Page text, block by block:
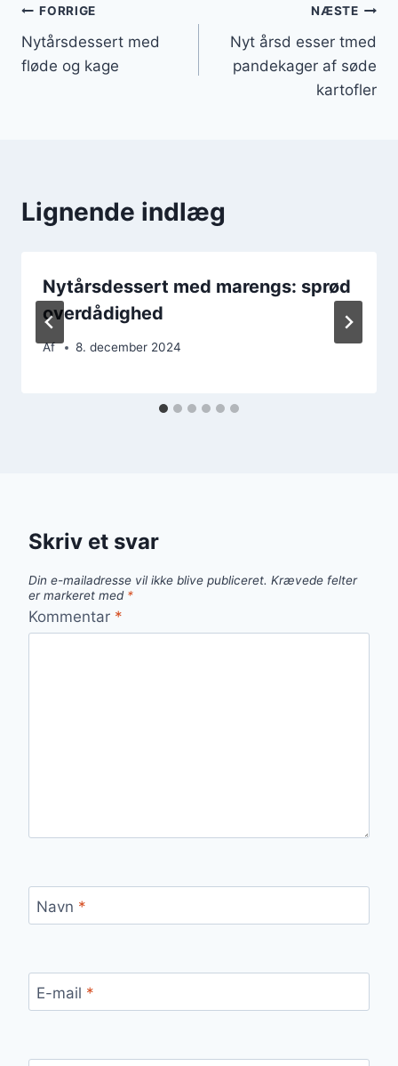
Indlægsnavigation
FORRIGE
Nytårsdessert med
fløde og kage
NÆSTE
Nyt årsd esser tmed
pandekager af søde
kartofler
Lignende indlæg
Nytårsdessert med marengs: sprød
overdådighed
Af 8. december 2024
Skriv et svar
Din e-mailadresse vil ikke blive publiceret. Krævede felter
er markeret med *
Kommentar *
Navn *
E-mail *